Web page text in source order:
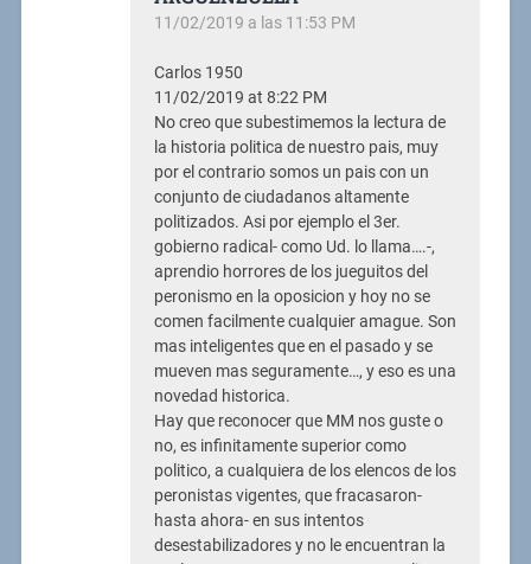
11/02/2019 a las 11:53 PM
Carlos 1950
11/02/2019 at 8:22 PM
No creo que subestimemos la lectura de
la historia politica de nuestro pais, muy
por el contrario somos un pais con un
conjunto de ciudadanos altamente
politizados. Asi por ejemplo el 3er.
gobierno radical- como Ud. lo llama….-,
aprendio horrores de los jueguitos del
peronismo en la oposicion y hoy no se
comen facilmente cualquier amague. Son
mas inteligentes que en el pasado y se
mueven mas seguramente…, y eso es una
novedad historica.
Hay que reconocer que MM nos guste o
no, es infinitamente superior como
politico, a cualquiera de los elencos de los
peronistas vigentes, que fracasaron-
hasta ahora- en sus intentos
desestabilizadores y no le encuentran la